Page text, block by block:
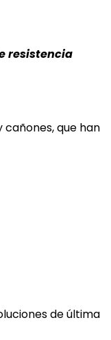
resistencia
cañones, que han
de última